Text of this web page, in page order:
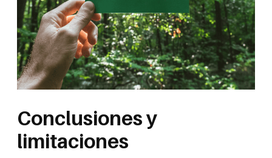
Conclusiones y
limitaciones